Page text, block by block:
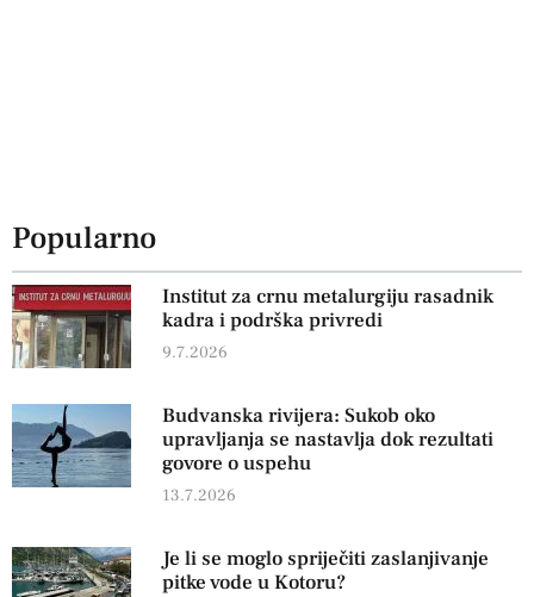
Popularno
Institut za crnu metalurgiju rasadnik
kadra i podrška privredi
9.7.2026
Budvanska rivijera: Sukob oko
upravljanja se nastavlja dok rezultati
govore o uspehu
13.7.2026
Je li se moglo spriječiti zaslanjivanje
pitke vode u Kotoru?